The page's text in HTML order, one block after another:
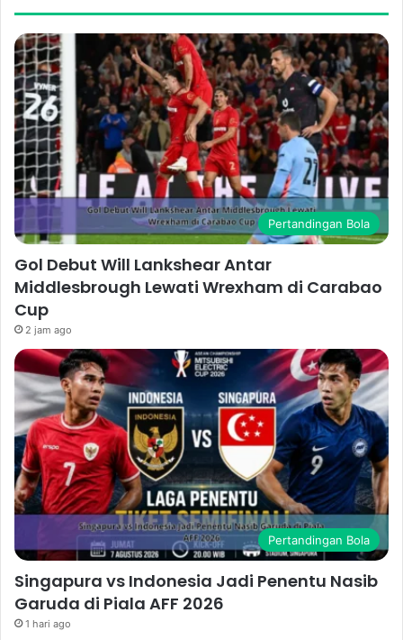
Pertandingan Bola
Gol Debut Will Lankshear Antar
Middlesbrough Lewati Wrexham di Carabao
Cup
2 jam ago
Pertandingan Bola
Singapura vs Indonesia Jadi Penentu Nasib
Garuda di Piala AFF 2026
1 hari ago